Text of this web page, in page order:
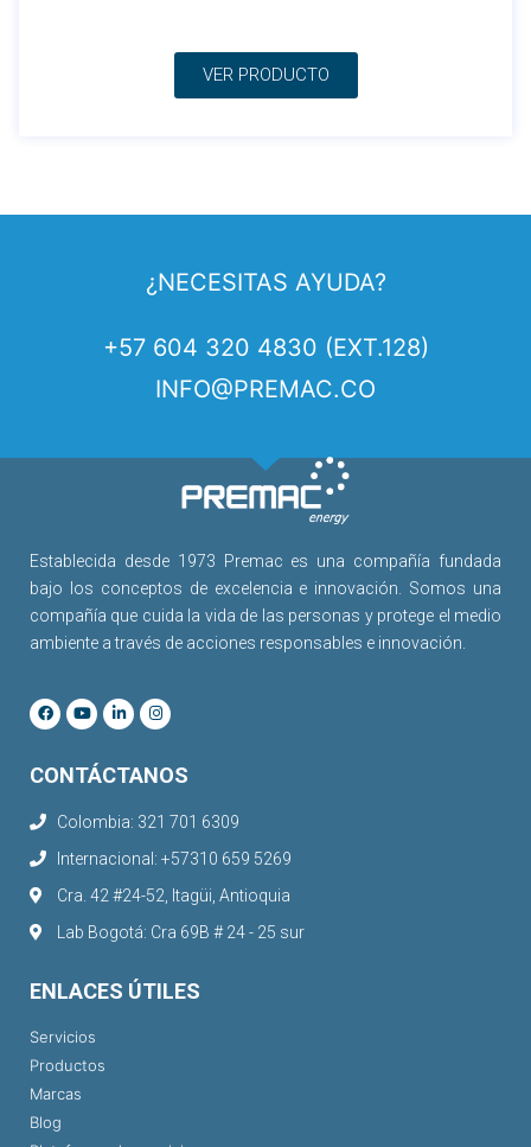
VER PRODUCTO
¿NECESITAS AYUDA?
+57 604 320 4830 (EXT.128)
INFO@PREMAC.CO
Establecida desde 1973 Premac es una compañía fundada
bajo los conceptos de excelencia e innovación. Somos una
compañía que cuida la vida de las personas y protege el medio
ambiente a través de acciones responsables e innovación.
CONTÁCTANOS
Colombia: 321 701 6309
Internacional: +57310 659 5269
Cra. 42 #24-52, Itagüi, Antioquia
Lab Bogotá: Cra 69B # 24 - 25 sur
ENLACES ÚTILES
Servicios
Productos
Marcas
Blog